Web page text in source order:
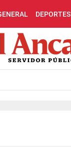
DEPORTES